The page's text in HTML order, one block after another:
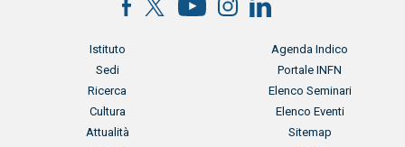
Menu footer
Istituto
Sedi
Ricerca
Cultura
Attualità
Menu footer 2
Agenda Indico
Portale INFN
Elenco Seminari
Elenco Eventi
Sitemap